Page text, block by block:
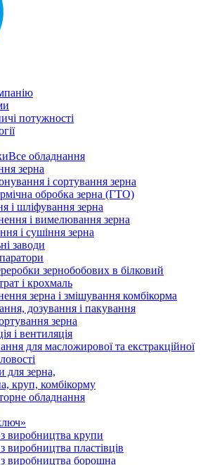
потужності
Все обладнання
зерна
і сортування зерна
обробка зерна (ГТО)
і шліфування зерна
і вимелювання зерна
і сушіння зерна
заводи
зернобобових в білковий
і крохмаль
зерна і змішування комбікорма
дозування і пакування
зерна
і вентиляція
для масложирової та екстракційної
для зерна,
круп, комбікорму
обладнання
виробництва крупи
виробництва пластівців
виробництва борошна